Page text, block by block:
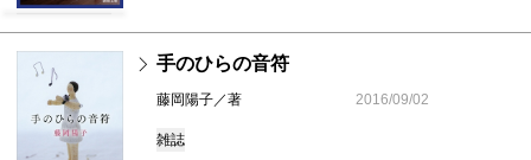
手のひらの音符
藤岡陽子／著 2016/09/02
雑誌